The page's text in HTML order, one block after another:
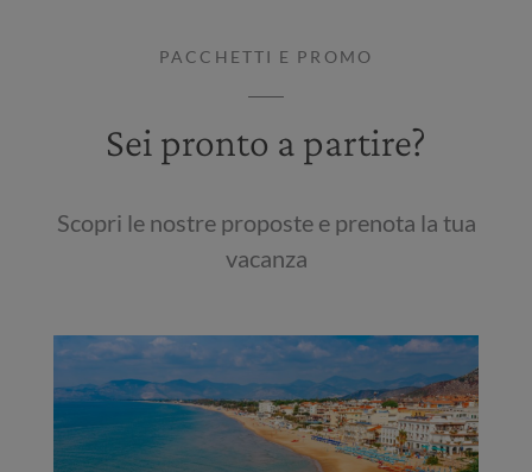
PACCHETTI E PROMO
Sei pronto a partire?
Scopri le nostre proposte e prenota la tua
vacanza